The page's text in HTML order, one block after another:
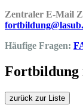
Zentraler E-Mail
Häufige Fragen:
Fortbildung
zurück zur Liste